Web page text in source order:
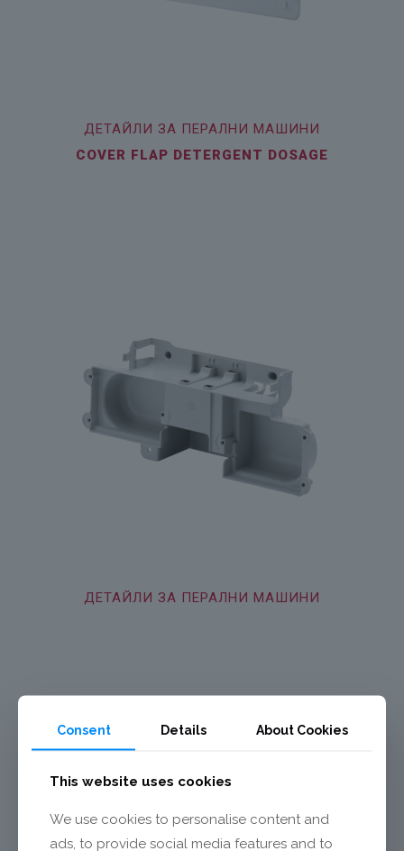
ДЕТАЙЛИ ЗА ПЕРАЛНИ МАШИНИ
COVER FLAP DETERGENT DOSAGE
ДЕТАЙЛИ ЗА ПЕРАЛНИ МАШИНИ
Consent Details About Cookies
This website uses cookies
We use cookies to personalise content and
ads, to provide social media features and to